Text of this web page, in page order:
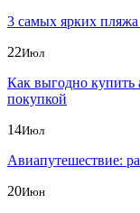
3 самых ярких
22Июл
Как выгодно купить
покупкой
14Июл
Авиапутешествие:
20Июн